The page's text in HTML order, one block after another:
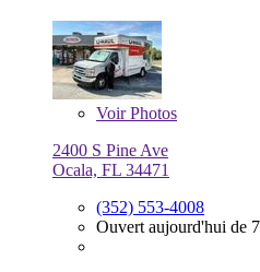
VoirPhotos
2400 S Pine Ave
Ocala, FL 34471
(352) 553-4008
Ouvert aujourd'hui de